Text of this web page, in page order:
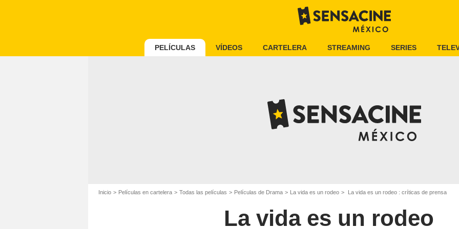
PELÍCULAS VÍDEOS CARTELERA STREAMING SERIES
Inicio Películas en cartelera Todas las películas Películas de Drama La vida es un rodeo La vida es un rodeo : críticas de prensa
La vida es un rodeo